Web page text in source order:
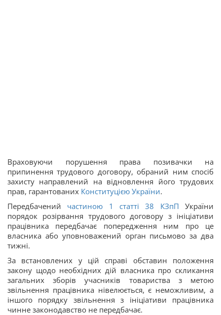
Враховуючи порушення права позивачки на
припинення трудового договору, обраний ним спосіб
захисту направлений на відновлення його трудових
прав, гарантованих Конституцією України.
Передбачений частиною 1 статті 38 КЗпП України
порядок розірвання трудового договору з ініціативи
працівника передбачає попередження ним про це
власника або уповноважений орган письмово за два
тижні.
За встановлених у цій справі обставин положення
закону щодо необхідних дій власника про скликання
загальних зборів учасників товариства з метою
звільнення працівника нівелюється, є неможливим, а
іншого порядку звільнення з ініціативи працівника
чинне законодавство не передбачає.